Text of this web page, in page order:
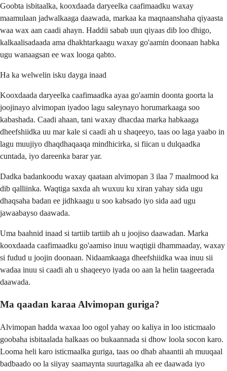
Goobta isbitaalka, kooxdaada daryeelka caafimaadku waxay
maamulaan jadwalkaaga daawada, markaa ka maqnaanshaha qiyaasta
waa wax aan caadi ahayn. Haddii sabab uun qiyaas dib loo dhigo,
kalkaalisadaada ama dhakhtarkaagu waxay go'aamin doonaan habka
ugu wanaagsan ee wax looga qabto.
Ha ka welwelin isku dayga inaad
Kooxdaada daryeelka caafimaadka ayaa go'aamin doonta goorta la
joojinayo alvimopan iyadoo lagu saleynayo horumarkaaga soo
kabashada. Caadi ahaan, tani waxay dhacdaa marka habkaaga
dheefshiidka uu mar kale si caadi ah u shaqeeyo, taas oo laga yaabo in
lagu muujiyo dhaqdhaqaaqa mindhicirka, si fiican u dulqaadka
cuntada, iyo dareenka barar yar.
Dadka badankoodu waxay qaataan alvimopan 3 ilaa 7 maalmood ka
dib qalliinka. Waqtiga saxda ah wuxuu ku xiran yahay sida ugu
dhaqsaha badan ee jidhkaagu u soo kabsado iyo sida aad ugu
jawaabayso daawada.
Uma baahnid inaad si tartiib tartiib ah u joojiso daawadan. Marka
kooxdaada caafimaadku go'aamiso inuu waqtigii dhammaaday, waxay
si fudud u joojin doonaan. Nidaamkaaga dheefshiidka waa inuu sii
wadaa inuu si caadi ah u shaqeeyo iyada oo aan la helin taageerada
daawada.
Ma qaadan karaa Alvimopan guriga?
Alvimopan hadda waxaa loo ogol yahay oo kaliya in loo isticmaalo
goobaha isbitaalada halkaas oo bukaannada si dhow loola socon karo.
Looma heli karo isticmaalka guriga, taas oo dhab ahaantii ah muuqaal
badbaado oo la siiyay saamaynta suurtagalka ah ee daawada iyo